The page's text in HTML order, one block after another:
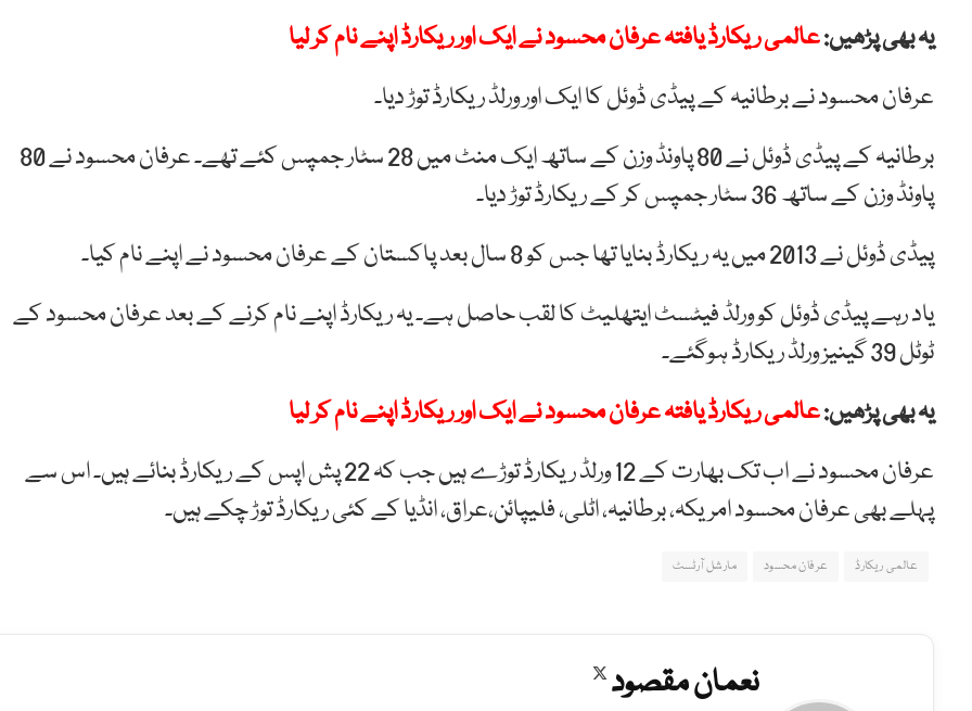
یہ بھی پڑھیں:عالمی ریکارڈ یافتہ عرفان محسود نے ایک اور ریکارڈ اپنے نام کر لیا
عرفان محسود نے برطانیہ کے پیڈی ڈوئل کا ایک اور ورلڈ ریکارڈ توڑ دیا۔
برطانیہ کے پیڈی ڈوئل نے 80 پاونڈ وزن کے ساتھ ایک منٹ میں 28 سٹار جمپس کئے تھے۔ عرفان محسود نے 80
پاونڈ وزن کے ساتھ 36 سٹار جمپس کر کے ریکارڈ توڑ دیا۔
پیڈی ڈوئل نے 2013 میں یہ ریکارڈ بنایا تھا جس کو 8 سال بعد پاکستان کے عرفان محسود نے اپنے نام کیا۔
یاد رہے پیڈی ڈوئل کو ورلڈ فیٹسٹ ایتھلیٹ کا لقب حاصل ہے۔ یہ ریکارڈ اپنے نام کرنے کے بعد عرفان محسود کے
ٹوٹل 39 گینیز ورلڈ ریکارڈ ہوگئے۔
یہ بھی پڑھیں:عالمی ریکارڈ یافتہ عرفان محسود نے ایک اور ریکارڈ اپنے نام کر لیا
عرفان محسود نے اب تک بھارت کے 12 ورلڈ ریکارڈ توڑے ہیں جب کہ 22 پش اپس کے ریکارڈ بنائے ہیں۔ اس سے
پہلے بھی عرفان محسود امریکہ، برطانیہ، اٹلی، فلیپائن،عراق، انڈیا کے کئی ریکارڈ توڑ چکے ہیں۔
عالمی ریکارڈ عرفان محسود مارشل آرٹسٹ
نعمان مقصود